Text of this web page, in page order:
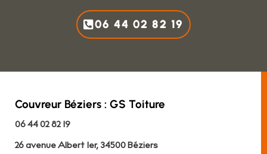
06 44 02 82 19
Couvreur Béziers : GS Toiture
06 44 02 82 19
26 avenue Albert 1er, 34500 Béziers